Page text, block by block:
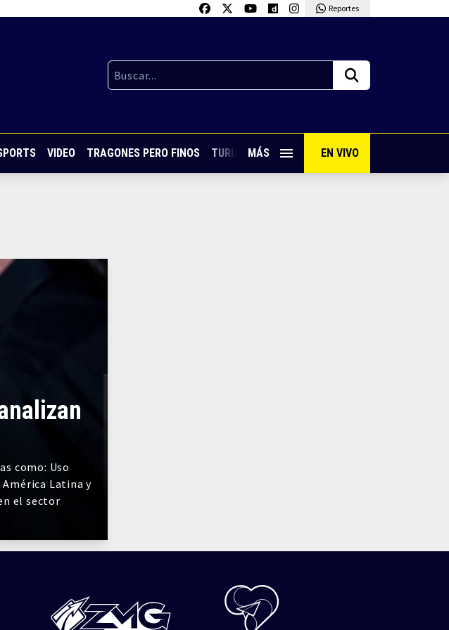
Reportes
VIDEO TRAGONES PERO FINOS TURISMO CON SABOR VIVE PUERTO VALLARTA
MÁS EN VIVO
como: Uso
Latina y
el sector